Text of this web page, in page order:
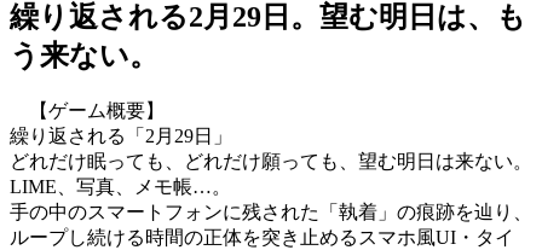
繰り返される2月29日。望む明日は、も
う来ない。
【ゲーム概要】
繰り返される「2月29日」
どれだけ眠っても、どれだけ願っても、望む明日は来ない。
LIME、写真、メモ帳…。
手の中のスマートフォンに残された「執着」の痕跡を辿り、
ループし続ける時間の正体を突き止めるスマホ風UI・タイ